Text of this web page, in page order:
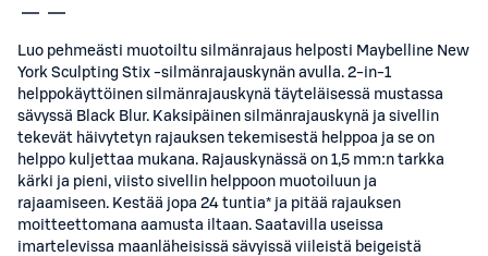
Luo pehmeästi muotoiltu silmänrajaus helposti Maybelline New
York Sculpting Stix -silmänrajauskynän avulla. 2-in-1
helppokäyttöinen silmänrajauskynä täyteläisessä mustassa
sävyssä Black Blur. Kaksipäinen silmänrajauskynä ja sivellin
tekevät häivytetyn rajauksen tekemisestä helppoa ja se on
helppo kuljettaa mukana. Rajauskynässä on 1,5 mm:n tarkka
kärki ja pieni, viisto sivellin helppoon muotoiluun ja
rajaamiseen. Kestää jopa 24 tuntia* ja pitää rajauksen
moitteettomana aamusta iltaan. Saatavilla useissa
imartelevissa maanläheisissä sävyissä viileistä beigeistä